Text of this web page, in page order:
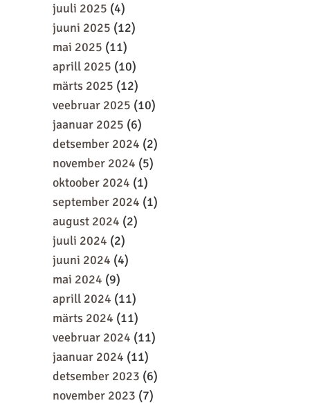
juuli 2025 (4)
juuni 2025 (12)
mai 2025 (11)
aprill 2025 (10)
märts 2025 (12)
veebruar 2025 (10)
jaanuar 2025 (6)
detsember 2024 (2)
november 2024 (5)
oktoober 2024 (1)
september 2024 (1)
august 2024 (2)
juuli 2024 (2)
juuni 2024 (4)
mai 2024 (9)
aprill 2024 (11)
märts 2024 (11)
veebruar 2024 (11)
jaanuar 2024 (11)
detsember 2023 (6)
november 2023 (7)